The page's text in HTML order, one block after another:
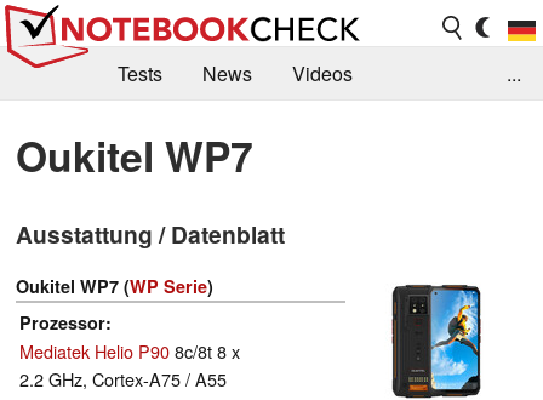
Tests News
Videos
Kaufberatung
Deals
Forum
...
Oukitel WP7
Ausstattung / Datenblatt
Oukitel WP7 (WP Serie)
Prozessor
Mediatek Helio P908c/8t 8 x
2.2 GHz, Cortex-A75 / A55